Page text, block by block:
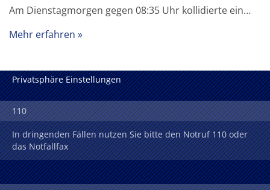
Am Dienstagmorgen gegen 08:35 Uhr kollidierte ein…
Mehr erfahren
Privatsphäre Einstellungen
110
In dringenden Fällen nutzen Sie bitte den Notruf 110 oder
das Notfallfax